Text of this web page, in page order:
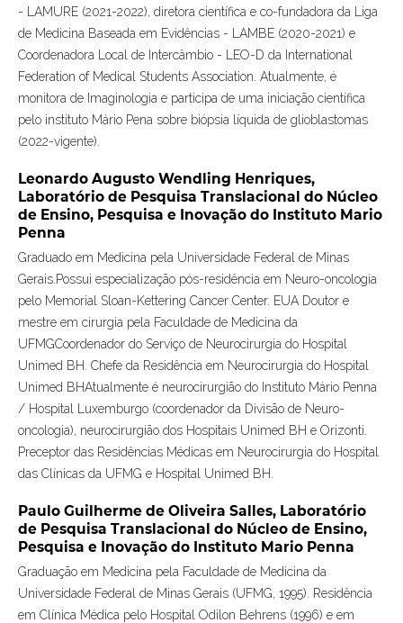
- LAMURE (2021-2022), diretora científica e co-fundadora da Liga
de Medicina Baseada em Evidências - LAMBE (2020-2021) e
Coordenadora Local de Intercâmbio - LEO-D da International
Federation of Medical Students Association. Atualmente, é
monitora de Imaginologia e participa de uma iniciação científica
pelo instituto Mário Pena sobre biópsia líquida de glioblastomas
(2022-vigente).
Leonardo Augusto Wendling Henriques,
Laboratório de Pesquisa Translacional do Núcleo
de Ensino, Pesquisa e Inovação do Instituto Mario
Penna
Graduado em Medicina pela Universidade Federal de Minas
Gerais.Possui especialização pós-residência em Neuro-oncologia
pelo Memorial Sloan-Kettering Cancer Center. EUA Doutor e
mestre em cirurgia pela Faculdade de Medicina da
UFMGCoordenador do Serviço de Neurocirurgia do Hospital
Unimed BH. Chefe da Residência em Neurocirurgia do Hospital
Unimed BHAtualmente é neurocirurgião do Instituto Mário Penna
/ Hospital Luxemburgo (coordenador da Divisão de Neuro-
oncologia), neurocirurgião dos Hospitais Unimed BH e Orizonti.
Preceptor das Residências Médicas em Neurocirurgia do Hospital
das Clínicas da UFMG e Hospital Unimed BH.
Paulo Guilherme de Oliveira Salles, Laboratório
de Pesquisa Translacional do Núcleo de Ensino,
Pesquisa e Inovação do Instituto Mario Penna
Graduação em Medicina pela Faculdade de Medicina da
Universidade Federal de Minas Gerais (UFMG, 1995). Residência
em Clínica Médica pelo Hospital Odilon Behrens (1996) e em